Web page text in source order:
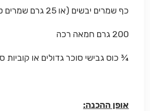
כף שמרים יבשים (או 25 גרם שמרים טריים)
200 גרם חמאה רכה
¾ כוס גבישי סוכר גדולים או קוביות
אופן ההכנה: